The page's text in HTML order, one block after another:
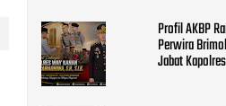
Profil AKBP
Perwira
Jabat